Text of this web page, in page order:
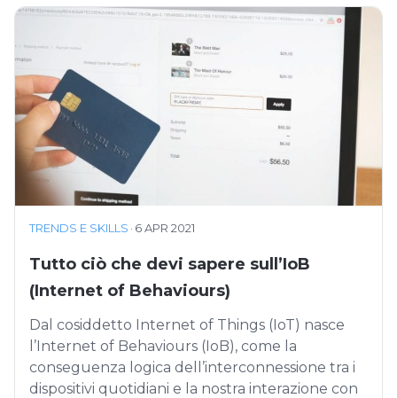
TRENDS E SKILLS · 6 APR 2021
Tutto ciò che devi sapere sull’IoB
(Internet of Behaviours)
Dal cosiddetto Internet of Things (IoT) nasce
l’Internet of Behaviours (IoB), come la
conseguenza logica dell’interconnessione tra i
dispositivi quotidiani e la nostra interazione con